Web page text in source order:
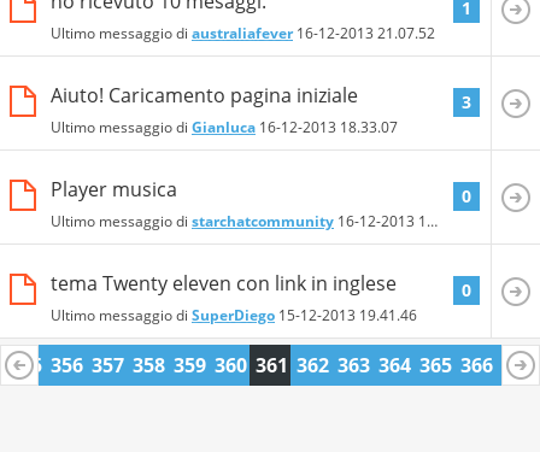
Ultimo messaggio di australiafever16-12-2013 21.07.52
1
Aiuto! Caricamento pagina iniziale
Ultimo messaggio di Gianluca 16-12-2013 18.33.07
3
Player musica
Ultimo messaggio di starchatcommunity 16-12-2013 16.54.39
0
tema Twenty eleven con link in inglese
Ultimo messaggio di SuperDiego 15-12-2013 19.41.46
0
355 356 357 358 359 360 361 362 363 364 365 366 367